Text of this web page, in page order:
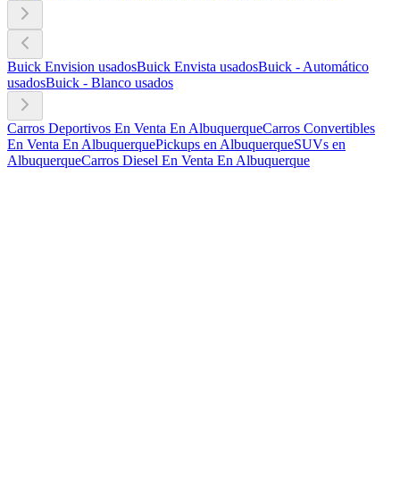
Buick Envision usadosBuick Envista usadosBuick - Automático
usadosBuick - Blanco usados
Carros Deportivos En Venta En AlbuquerqueCarros Convertibles
En Venta En AlbuquerquePickups en AlbuquerqueSUVs en
AlbuquerqueCarros Diesel En Venta En Albuquerque